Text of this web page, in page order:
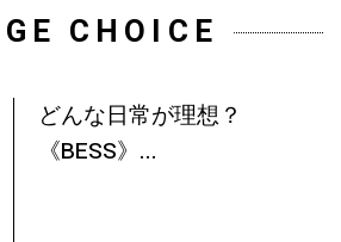
CHOICE
どんな日常が理想？
《BESS》...